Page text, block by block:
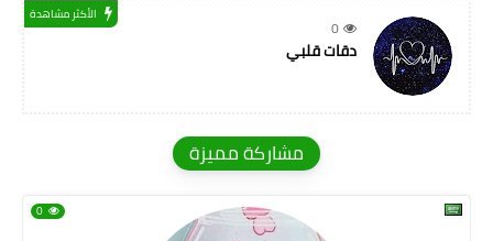
0
الأكثر مشاهدة
دقات قلبي
مشاركة مميزة
0